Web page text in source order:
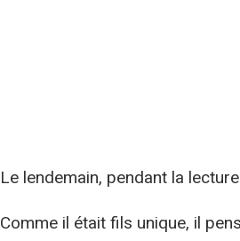
Le lendemain, pendant la
Comme il était fils unique, il